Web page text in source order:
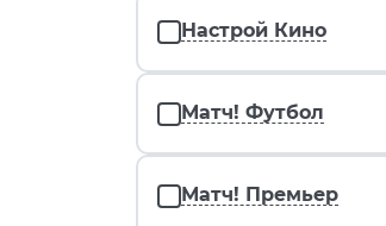
Настрой Кино
Матч! Футбол
Матч! Премьер